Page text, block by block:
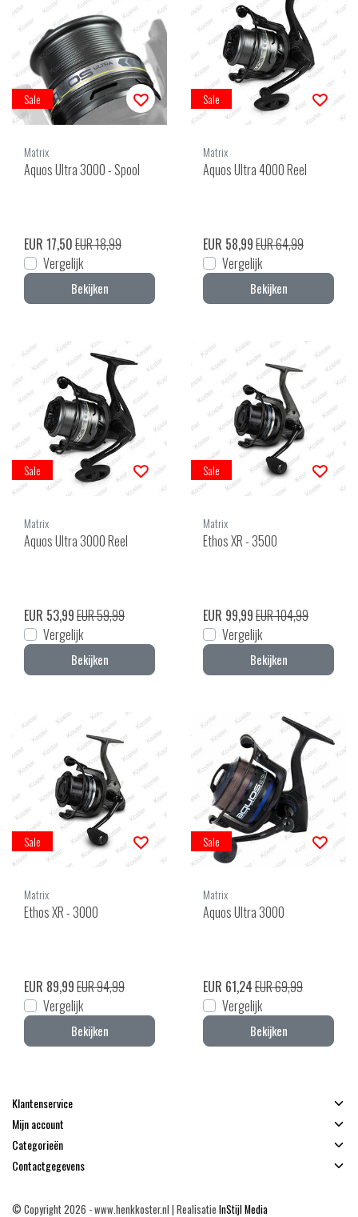
Sale
Matrix
Aquos Ultra 3000 - Spool
EUR 17,50EUR 18,99
Vergelijk
Bekijken
Sale
Matrix
Aquos Ultra 4000 Reel
EUR 58,99EUR 64,99
Vergelijk
Bekijken
Sale
Matrix
Aquos Ultra 3000 Reel
EUR 53,99EUR 59,99
Vergelijk
Bekijken
Sale
Matrix
Ethos XR - 3500
EUR 99,99EUR 104,99
Vergelijk
Bekijken
Sale
Matrix
Ethos XR - 3000
EUR 89,99EUR 94,99
Vergelijk
Bekijken
Sale
Matrix
Aquos Ultra 3000
EUR 61,24EUR 69,99
Vergelijk
Bekijken
Klantenservice
Mijn account
Categorieën
Contactgegevens
© Copyright 2026 - www.henkkoster.nl | Realisatie InStijl Media